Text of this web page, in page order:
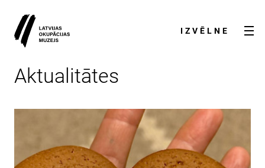
IZVĒLNE
Aktualitātes